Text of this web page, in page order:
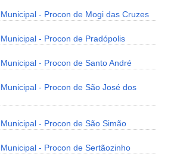
- Procon de Mogi das Cruzes
- Procon de Pradópolis
- Procon de Santo André
- Procon de São José dos
- Procon de São Simão
- Procon de Sertãozinho